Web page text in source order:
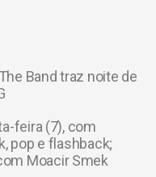
Band traz noite de
feira (7), com
pop e flashback;
Moacir Smek